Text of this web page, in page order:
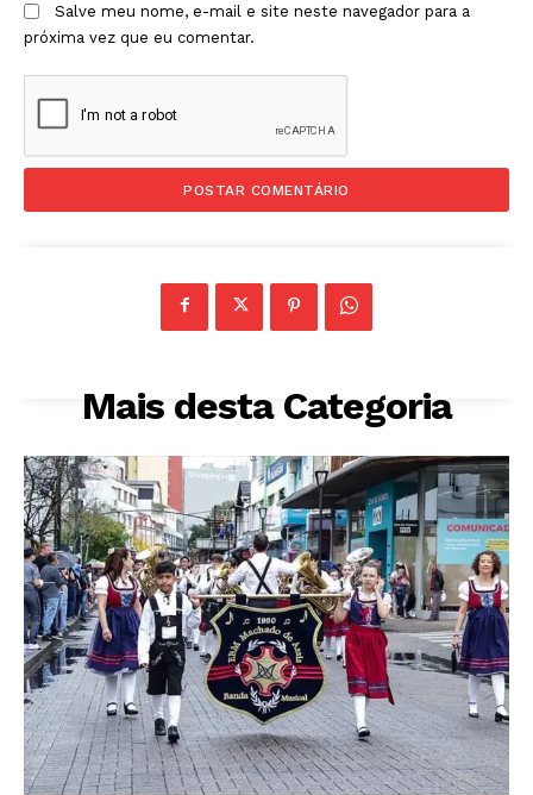
Salve meu nome, e-mail e site neste navegador para a
próxima vez que eu comentar.
Mais desta Categoria